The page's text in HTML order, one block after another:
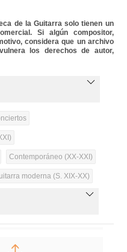
de la Guitarra solo tienen un
Si algún compositor,
considera que un archivo
los derechos de autor,
Contemporáneo (XX-XXI)
moderna (S. XIX-XX)